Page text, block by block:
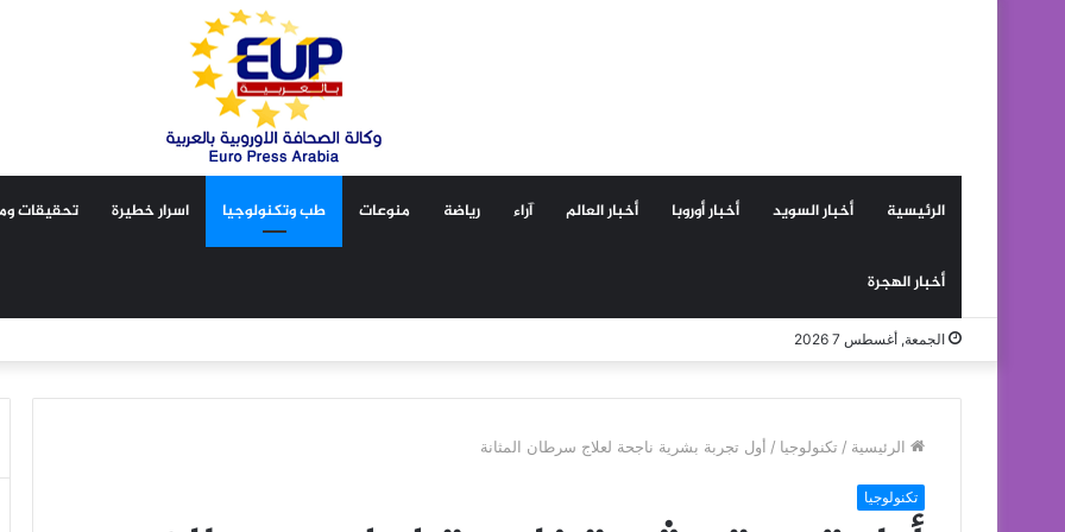
الرئيسية أخبار السويد أخبار أوروبا أخبار العالم آراء رياضة منوعات طب وتكنولوجيا اسرار خطيرة تحقيقات
أخبار الهجرة
الجمعة, أغسطس 7 2026
الرئيسية / تكنولوجيا / أول تجربة بشرية ناجحة لعلاج سرطان المثانة
تكنولوجيا